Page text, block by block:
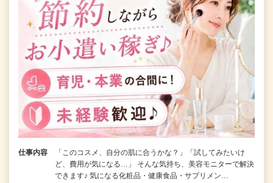
仕事内容
「このコスメ、自分の肌に合うかな？」「試してみたいけ
ど、費用が気になる…」 そんな気持ち、美容モニターで解決
できます♪ 気になる化粧品・健康食品・サプリメン…